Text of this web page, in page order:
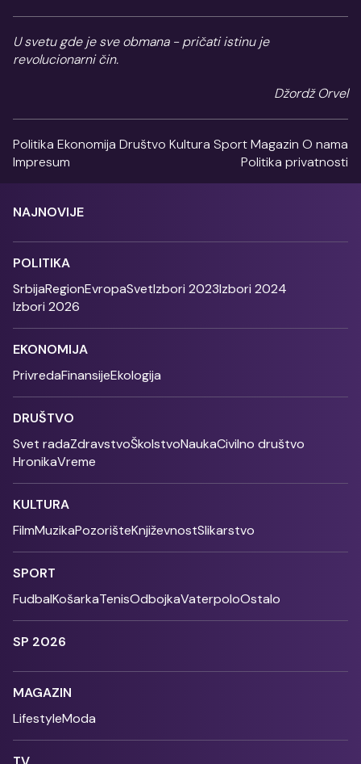
U svetu gde je sve obmana - pričati istinu je
revolucionarni čin.
Džordž Orvel
Politika Ekonomija Društvo Kultura SportMagazin O nama
Impresum
Politika privatnosti
NAJNOVIJE
POLITIKA
SrbijaRegionEvropaSvetIzbori 2023Izbori 2024
Izbori 2026
EKONOMIJA
PrivredaFinansijeEkologija
DRUŠTVO
Svet radaZdravstvoŠkolstvoNaukaCivilno društvo
HronikaVreme
KULTURA
FilmMuzikaPozorišteKnjiževnostSlikarstvo
SPORT
FudbalKošarkaTenisOdbojkaVaterpoloOstalo
SP 2026
MAGAZIN
LifestyleModa